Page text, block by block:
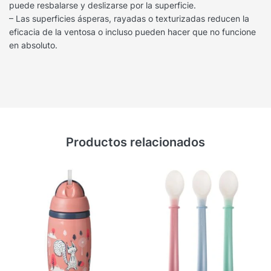
puede resbalarse y deslizarse por la superficie.
– Las superficies ásperas, rayadas o texturizadas reducen la
eficacia de la ventosa o incluso pueden hacer que no funcione
en absoluto.
Productos relacionados